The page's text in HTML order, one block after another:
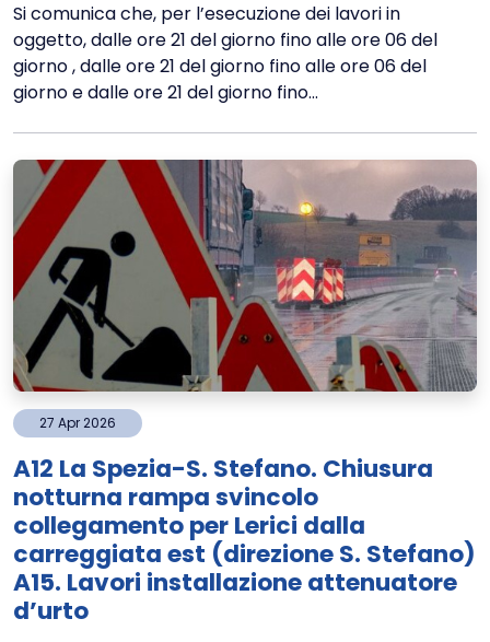
Si comunica che, per l’esecuzione dei lavori in
oggetto, dalle ore 21 del giorno fino alle ore 06 del
giorno , dalle ore 21 del giorno fino alle ore 06 del
giorno e dalle ore 21 del giorno fino...
27 Apr2026
A12 La Spezia-S. Stefano. Chiusura
notturna rampa svincolo
collegamento per Lerici dalla
carreggiata est (direzione S. Stefano)
A15. Lavori installazione attenuatore
d’urto